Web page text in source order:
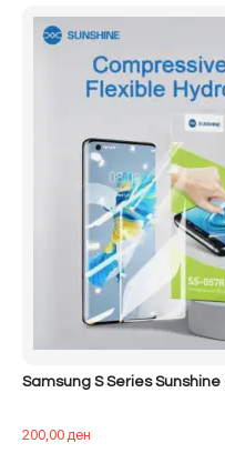
Samsung S Series
200,00ден